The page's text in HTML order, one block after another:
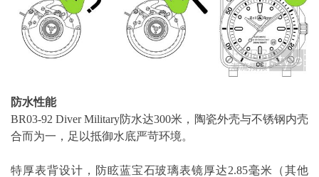
防水性能
BR03-92 Diver Military防水达300米，陶瓷外壳与不锈钢内壳
合而为一，足以抵御水底严苛环境。
特厚表背设计，防眩蓝宝石玻璃表镜厚达2.85毫米（其他